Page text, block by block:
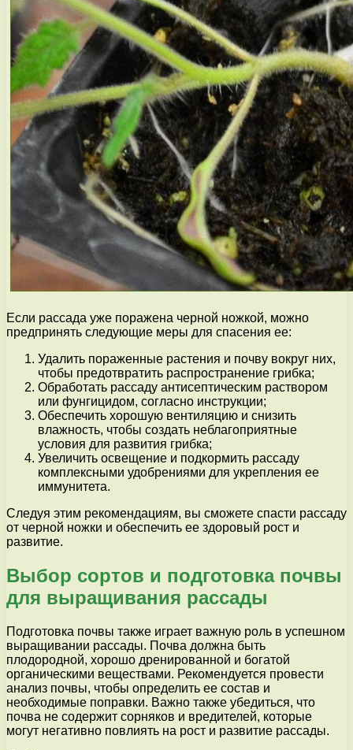
Если рассада уже поражена черной ножкой, можно
предпринять следующие меры для спасения ее:
Удалить пораженные растения и почву вокруг них,
чтобы предотвратить распространение грибка;
Обработать рассаду антисептическим раствором
или фунгицидом, согласно инструкции;
Обеспечить хорошую вентиляцию и снизить
влажность, чтобы создать неблагоприятные
условия для развития грибка;
Увеличить освещение и подкормить рассаду
комплексными удобрениями для укрепления ее
иммунитета.
Следуя этим рекомендациям, вы сможете спасти рассаду
от черной ножки и обеспечить ее здоровый рост и
развитие.
Выбор сортов и подготовка почвы
для выращивания рассады
Подготовка почвы также играет важную роль в успешном
выращивании рассады. Почва должна быть
плодородной, хорошо дренированной и богатой
органическими веществами. Рекомендуется провести
анализ почвы, чтобы определить ее состав и
необходимые поправки. Важно также убедиться, что
почва не содержит сорняков и вредителей, которые
могут негативно повлиять на рост и развитие рассады.